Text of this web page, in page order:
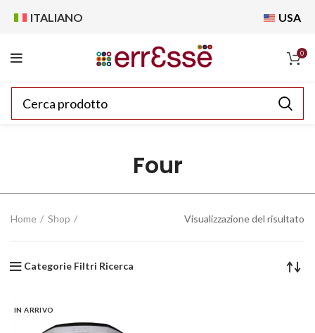
ITALIANO USA
0
Four
Home Shop Visualizzazione del risultato
Categorie Filtri Ricerca
IN ARRIVO